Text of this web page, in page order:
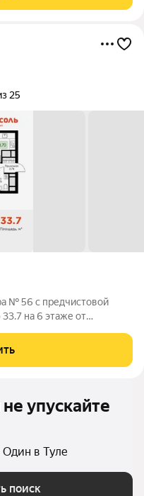
25
№ 56 с предчистовой
на 6 этаже от
упускайте
в Туле
поиск